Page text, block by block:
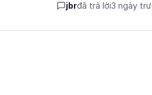
jbrđã trả lời3 ngày